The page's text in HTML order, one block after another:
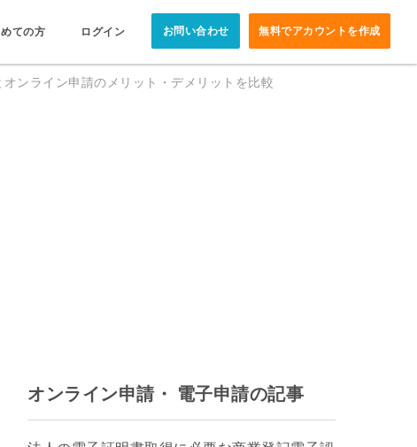
ての方 ログイン お問い合わせ 無料でアカウントを作成
ンライン申請のメリット・デメリットを比較
オンライン申請・ 電子申請の記事